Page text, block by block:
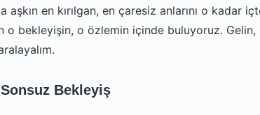
aşkın en kırılgan, en çaresiz anlarını o kadar
o bekleyişin, o özlemin içinde buluyoruz. Gelin,
Bekleyiş